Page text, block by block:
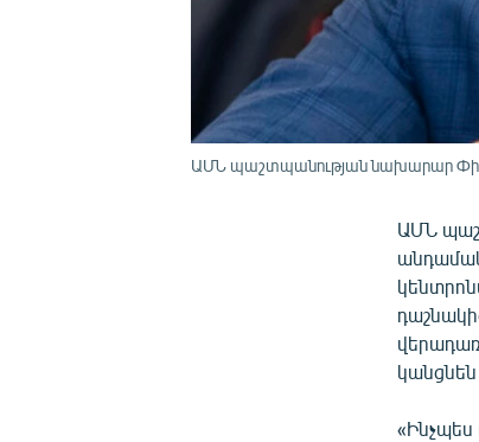
ԱՄՆ պաշտպանության նախարար
ԱՄՆ
կանցնեն
«Ինչպես